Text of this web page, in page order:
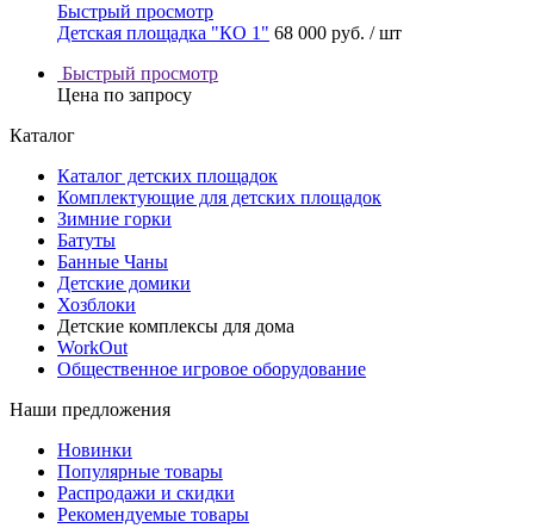
Быстрый просмотр
Детская площадка "КО 1" 68 000 руб. / шт
Быстрый просмотр
Цена по запросу
Каталог
Каталог детских площадок
Комплектующие для детских площадок
Зимние горки
Батуты
Банные Чаны
Детские домики
Хозблоки
Детские комплексы для дома
WorkOut
Общественное игровое оборудование
Наши предложения
Новинки
Популярные товары
Распродажи и скидки
Рекомендуемые товары